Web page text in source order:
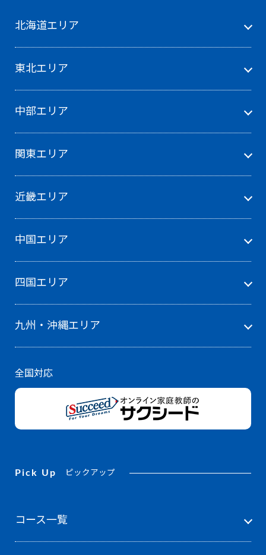
北海道エリア
東北エリア
中部エリア
関東エリア
近畿エリア
中国エリア
四国エリア
九州・沖縄エリア
全国対応
Pick Up ピックアップ
コース一覧